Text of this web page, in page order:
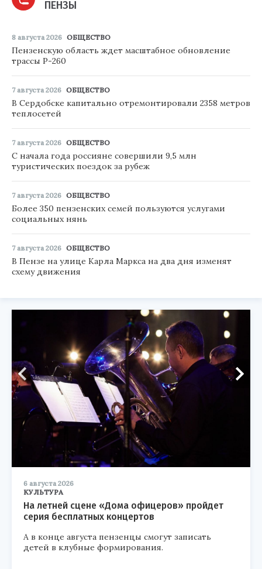
ПЕНЗЫ
8 августа 2026 ОБЩЕСТВО
Пензенскую область ждет масштабное обновление
трассы Р-260
7 августа 2026 ОБЩЕСТВО
В Сердобске капитально отремонтировали 2358 метров
теплосетей
7 августа 2026 ОБЩЕСТВО
С начала года россияне совершили 9,5 млн
туристических поездок за рубеж
7 августа 2026 ОБЩЕСТВО
Более 350 пензенских семей пользуются услугами
социальных нянь
7 августа 2026 ОБЩЕСТВО
В Пензе на улице Карла Маркса на два дня изменят
схему движения
6 августа 2026
КУЛЬТУРА
На летней сцене «Дома офицеров» пройдет
серия бесплатных концертов
А в конце августа пензенцы смогут записать
детей в клубные формирования.